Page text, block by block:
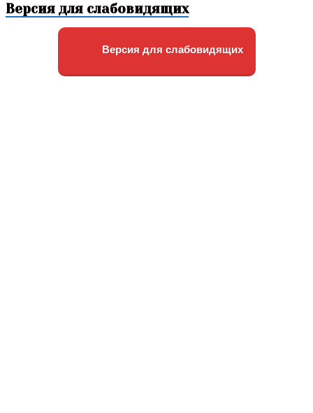
Версия для слабовидящих
Версия для слабовидящих